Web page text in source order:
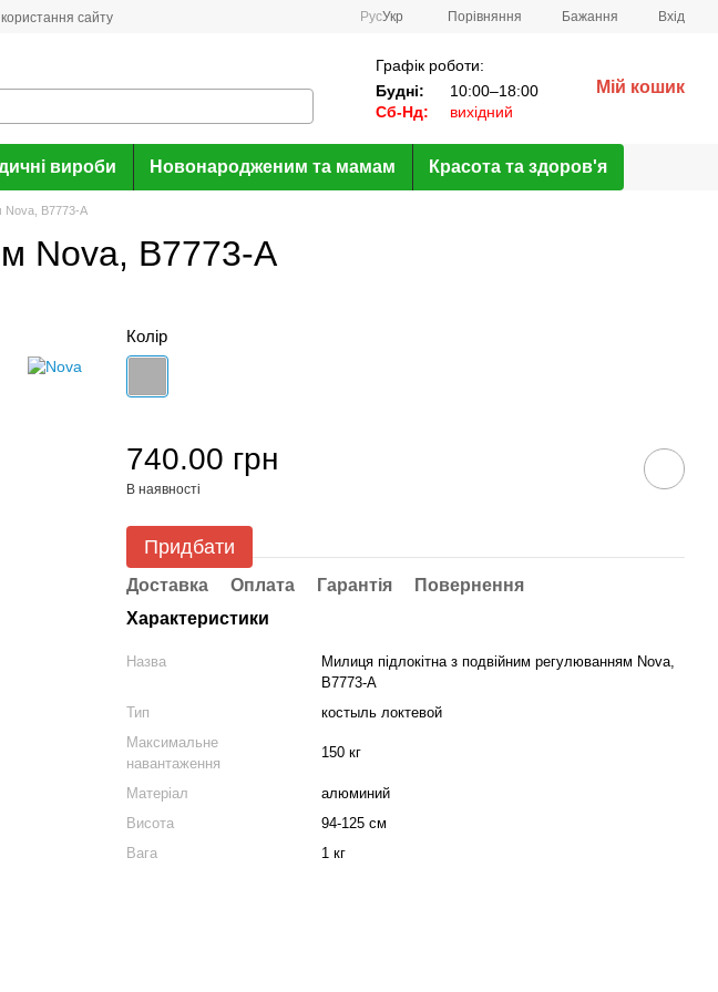
сайту
РусУкр Порівняння Бажання Вхід
Графік роботи:
Будні:
10:00–18:00
Сб-Нд:
вихідний
Мій кошик
вироби Новонародженим та мамам Красота та здоров'я
Nova, B7773-A
Nova, B7773-A
Колір
740.00 грн
В наявності
Придбати
Доставка Оплата Гарантія
Повернення
Характеристики
Назва
Милиця підлокітна з подвійним регулюванням Nova,
B7773-A
Тип
костыль локтевой
Максимальне
навантаження
150 кг
Матеріал
алюминий
Висота
94-125 см
Вага
1 кг